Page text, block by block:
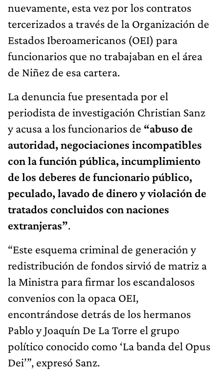
nuevamente, esta vez por los contratos
tercerizados a través de la Organización de
Estados Iberoamericanos (OEI) para
funcionarios que no trabajaban en el área
de Niñez de esa cartera.
La denuncia fue presentada por el
periodista de investigación Christian Sanz
y acusa a los funcionarios de “abuso de
autoridad, negociaciones incompatibles
con la función pública, incumplimiento
de los deberes de funcionario público,
peculado, lavado de dinero y violación de
tratados concluidos con naciones
extranjeras”.
“Este esquema criminal de generación y
redistribución de fondos sirvió de matriz a
la Ministra para firmar los escandalosos
convenios con la opaca OEI,
encontrándose detrás de los hermanos
Pablo y Joaquín De La Torre el grupo
político conocido como ‘La banda del Opus
Dei’”, expresó Sanz.